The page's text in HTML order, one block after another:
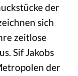
der
sich
zeitlose
Sif Jakobs
der